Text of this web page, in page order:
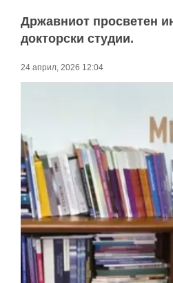
Државниот просветен
докторски студии.
24 април, 2026 12:04